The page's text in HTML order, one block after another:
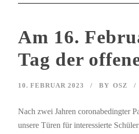
Am 16.
Tag der
10. FEBRUAR 2023 BY OSZ
Nach zwei Jahren coronabedingter
unsere Türen für interessierte